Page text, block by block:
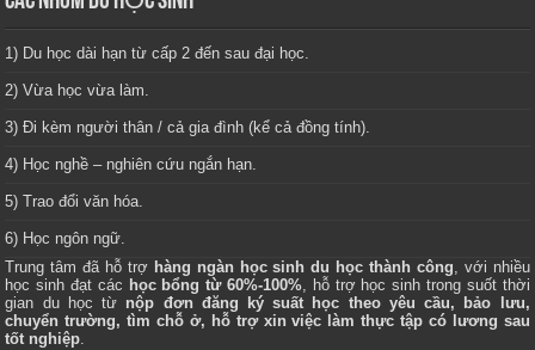
1) Du học dài hạn từ cấp 2 đến sau đại học.
2) Vừa học vừa làm.
3) Đi kèm người thân / cả gia đình (kể cả đồng tính).
4) Học nghề – nghiên cứu ngắn hạn.
5) Trao đổi văn hóa.
6) Học ngôn ngữ.
Trung tâm đã hỗ trợ hàng ngàn học sinh du học thành công, với nhiều
học sinh đạt các học bổng từ 60%-100%, hỗ trợ học sinh trong suốt thời
gian du học từ nộp đơn đăng ký suất học theo yêu cầu, bảo lưu,
chuyển trường, tìm chỗ ở, hỗ trợ xin việc làm thực tập có lương sau
tốt nghiệp.